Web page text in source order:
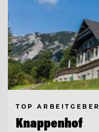
TOP ARBEITGEBER
Knappenhof